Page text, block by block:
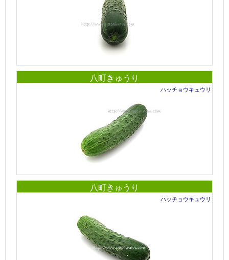
八町きゅうり
ハッチョウキュウリ
八町きゅうり
ハッチョウキュウリ